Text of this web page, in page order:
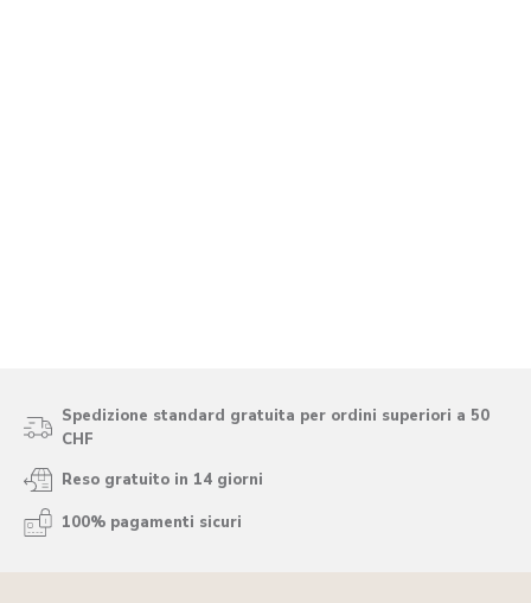
Spedizione standard gratuita per ordini superiori a 50
CHF
Reso gratuito in 14 giorni
100% pagamenti sicuri